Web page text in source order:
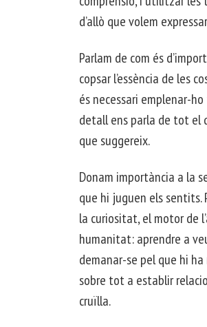
d’allò que volem
Parlam de com és
copsar l’essència de les
és necessari emplenar-
detall ens parla de tot el
que suggereix.
Donam importància a la
que hi juguen els sentits.
la curiositat, el motor de
humanitat: aprendre a
demanar-se pel que hi ha
sobre tot a establir
cruïlla.